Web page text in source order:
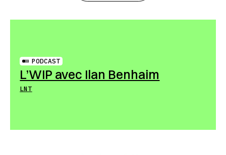
PODCAST
L’WIP avec Ilan Benhaim
LNT